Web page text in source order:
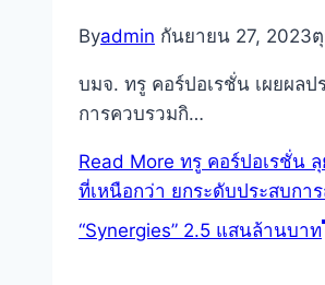
Byadmin กันยายน 27, 2023
บมจ. ทรู คอร์ปอเรชั่น เผยผลป
การควบรวมกิ…
Read More ทรู คอร์ปอเรชั่น ลุ
ที่เหนือกว่า ยกระดับประสบกา
“Synergies” 2.5 แสนล้านบาท